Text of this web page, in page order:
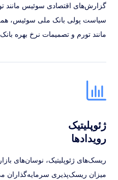
گزارش‌های اقتصادی سوئیس مانند
سیاست پولی بانک ملی سوئیس،
مانند تورم و تصمیمات نرخ بهره
ژئوپلیتیک
رویدادها
ریسک‌های ژئوپلیتیک، نوسان‌های
میزان ریسک‌پذیری سرمایه‌گذاران